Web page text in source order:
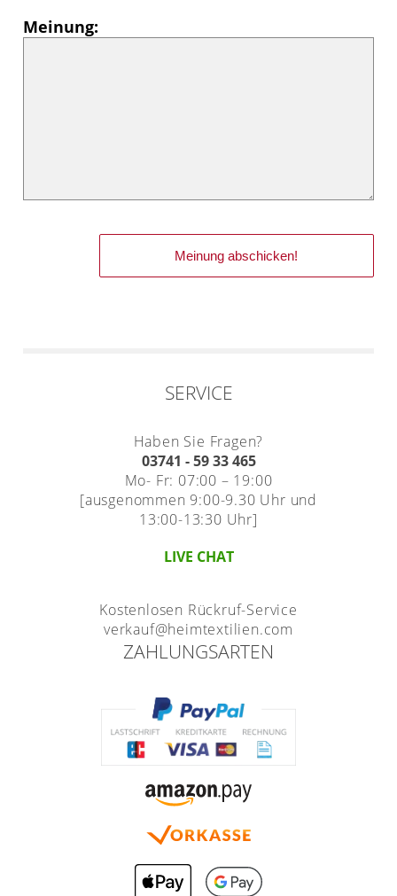
Meinung:
SERVICE
Haben Sie Fragen?
03741 - 59 33 465
Mo- Fr: 07:00 – 19:00
[ausgenommen 9:00-9.30 Uhr und
13:00-13:30 Uhr]
LIVE CHAT
Kostenlosen Rückruf-Service
verkauf@heimtextilien.com
ZAHLUNGSARTEN